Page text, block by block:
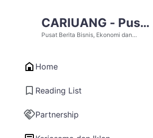
CARIUANG - Pusat
Berita Bisnis,
Uang Terupdate
Hari Ini
Pusat Berita Bisnis, Ekonomi dan
Home
Reading List
Partnership